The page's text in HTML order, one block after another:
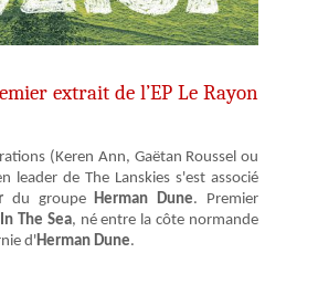
extrait de l’EP Le Rayon
(Keren Ann, Gaëtan Roussel ou
leader de The Lanskies s'est associé
du groupeHerman Dune. Premier
The Sea, né entre la côte normande
d'Herman Dune.